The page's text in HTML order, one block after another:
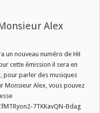
Alex
un nouveau numéro de Hit
cette émission il sera en
pour parler des musiques
Monsieur Alex, vous pouvez
7TKKavQN-Bdag